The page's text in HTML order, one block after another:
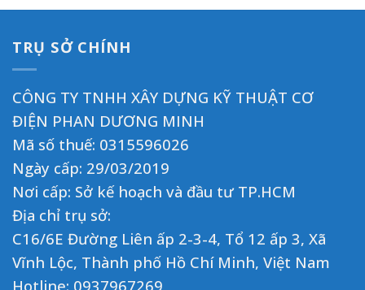
TRỤ SỞ CHÍNH
CÔNG TY TNHH XÂY DỰNG KỸ THUẬT CƠ
ĐIỆN PHAN DƯƠNG MINH
Mã số thuế: 0315596026
Ngày cấp: 29/03/2019
Nơi cấp: Sở kế hoạch và đầu tư TP.HCM
Địa chỉ trụ sở:
C16/6E Đường Liên ấp 2-3-4, Tổ 12 ấp 3, Xã
Vĩnh Lộc, Thành phố Hồ Chí Minh, Việt Nam
Hotline: 0937967269